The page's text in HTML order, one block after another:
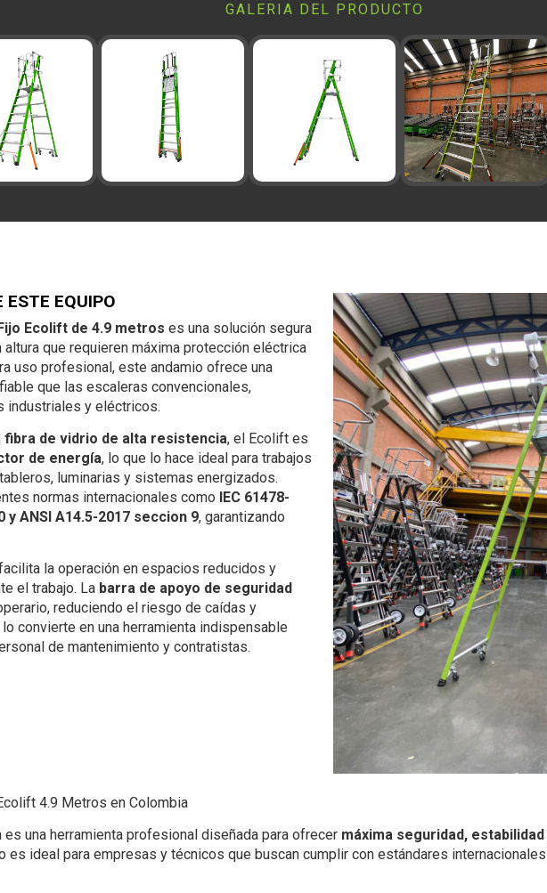
GALERIA DEL PRODUCTO
ESTE EQUIPO
Ecolift de 4.9 metros es una solución segura
que requieren máxima protección eléctrica
uso profesional, este andamio ofrece una
que las escaleras convencionales,
industriales y eléctricos.
fibra de vidrio de alta resistencia, el Ecolift es
de energía, lo que lo hace ideal para trabajos
luminarias y sistemas energizados.
normas internacionales como
IEC 61478-
y ANSI A14.5-2017 seccion 9, garantizando
la operación en espacios reducidos y
el trabajo. La barra de apoyo de seguridad
reduciendo el riesgo de caídas y
convierte en una herramienta indispensable
de mantenimiento y contratistas.
4.9 Metros en Colombia
una herramienta profesional diseñada para ofrecer máxima seguridad,
es ideal para empresas y técnicos que buscan cumplir con estándares